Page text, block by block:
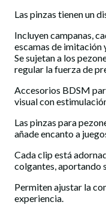
Las pinzas tienen un
Incluyen campanas,
escamas de imitación
Se sujetan a los
regular la fuerza de
Accesorios BDSM
visual con
Las pinzas para
añade encanto a
Cada clip está
colgantes, aportando
Permiten ajustar la
experiencia.